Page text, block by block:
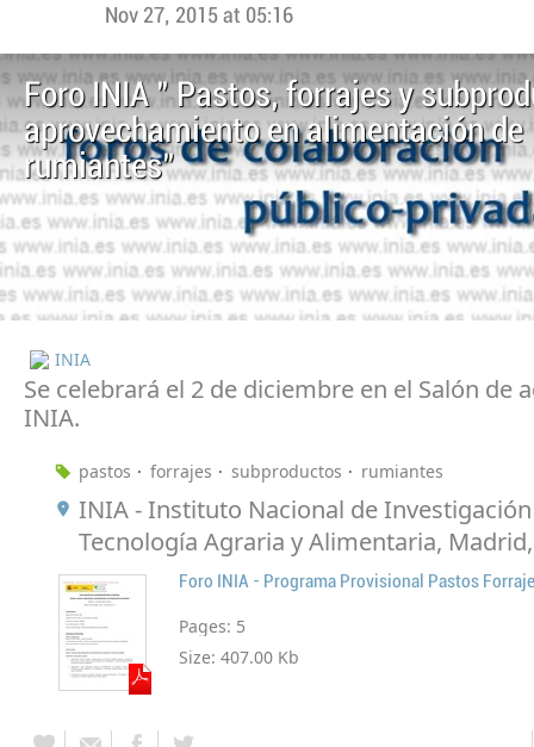
Nov 27, 2015 at 05:16
Foro INIA " Pastos, forrajes y
aprovechamiento en alimentación de
rumiantes"
INIA
Se celebrará el 2 de diciembre en el Salón de
INIA.
pastos forrajes subproductos rumiantes
INIA - Instituto Nacional de
Tecnología Agraria y Alimentaria,
Pages: 5
Size: 407.00 Kb